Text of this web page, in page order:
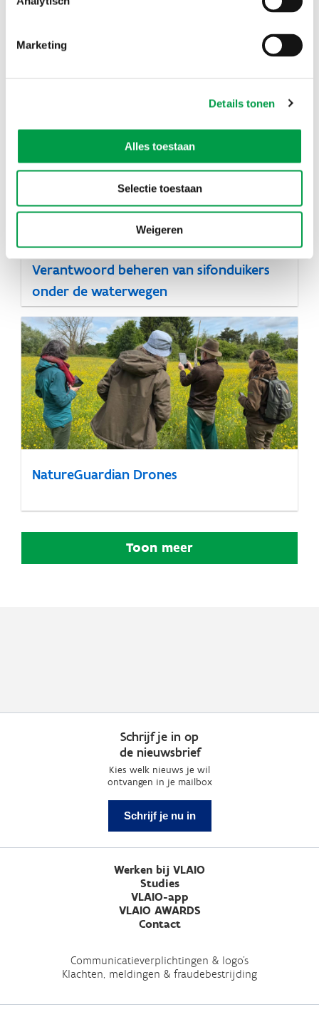
Marketing
Details tonen
Alles toestaan
Selectie toestaan
Weigeren
Verantwoord beheren van sifonduikers
onder de waterwegen
NatureGuardian Drones
Toon meer
Schrijf je in op
de nieuwsbrief
Kies welk nieuws je wil
ontvangen in je mailbox
Schrijf je nu in
Werken bij VLAIO
Studies
VLAIO-app
VLAIO AWARDS
Contact
Communicatieverplichtingen & logo's
Klachten, meldingen & fraudebestrijding